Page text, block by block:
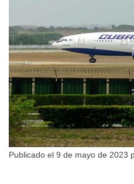
Publicado el 9 de mayo de 2023